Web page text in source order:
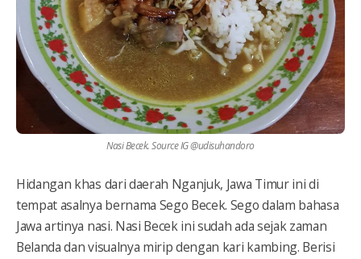
Nasi Becek. Source IG @udisuhandoro
Hidangan khas dari daerah Nganjuk, Jawa Timur ini di
tempat asalnya bernama Sego Becek. Sego dalam bahasa
Jawa artinya nasi. Nasi Becek ini sudah ada sejak zaman
Belanda dan visualnya mirip dengan kari kambing. Berisi